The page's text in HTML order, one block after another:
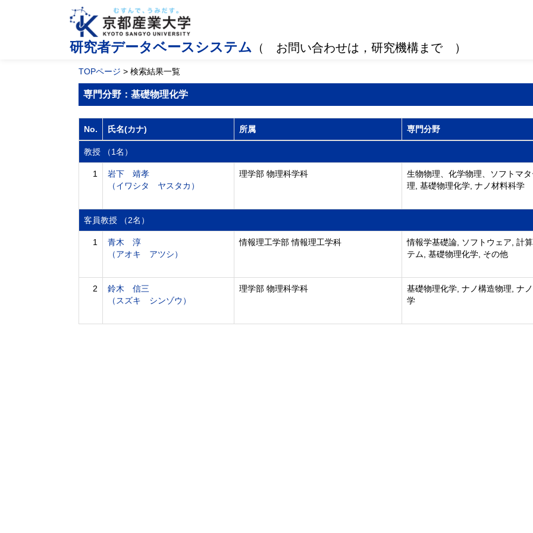
研究者データベースシステム （ お問い合わせは，研究機構まで ）
TOPページ > 検索結果一覧
専門分野：基礎物理化学
No. 氏名(カナ) 所属 専門分野
教授 （1名）
1
岩下 靖孝
（イワシタ ヤスタカ）
理学部 物理科学科
生物物理、化学物理、ソフトマ
理, 基礎物理化学, ナノ材料科学
客員教授 （2名）
1
青木 淳
（アオキ アツシ）
情報理工学部 情報理工学科
情報学基礎論, ソフトウェア, 計
テム, 基礎物理化学, その他
2
鈴木 信三
（スズキ シンゾウ）
理学部 物理科学科
基礎物理化学, ナノ構造物理, ナ
学